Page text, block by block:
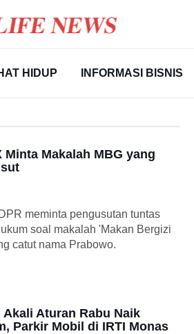
HIDUP INFORMASI BISNIS
Makalah MBG yang
meminta pengusutan tuntas
soal makalah 'Makan Bergizi
catut nama Prabowo.
Akali Aturan Rabu Naik
Parkir Mobil di IRTI Monas